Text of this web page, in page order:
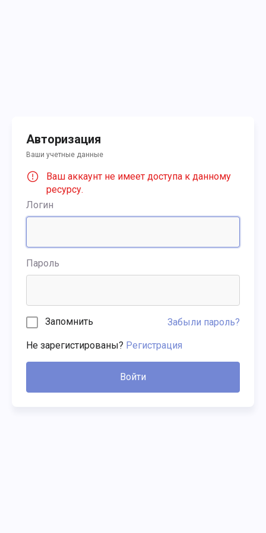
Авторизация
Ваши учетные данные
Ваш аккаунт не имеет доступа к данному
ресурсу.
Логин
Пароль
Запомнить Забыли пароль?
Не зарегистированы? Регистрация